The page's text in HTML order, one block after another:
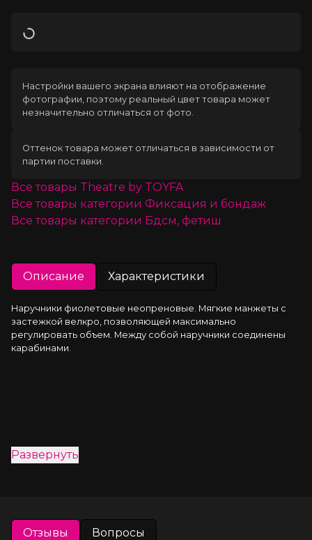
Загрузка
Настройки вашего экрана влияют на отображение
фотографии, поэтому реальный цвет товара может
незначительно отличаться от фото.
Оттенок товара может отличаться в зависимости от
партии поставки.
Все товары Theatre by TOYFA
Все товары категории Фиксация и бондаж
Все товары категории Бдсм, фетиш
Описание Характеристики
Наручники фиолетовые неопреновые. Мягкие манжеты с
застежкой велкро, позволяющей максимально
регулировать объем. Между собой наручники соединены
карабинами.
Развернуть
Отзывы Вопросы